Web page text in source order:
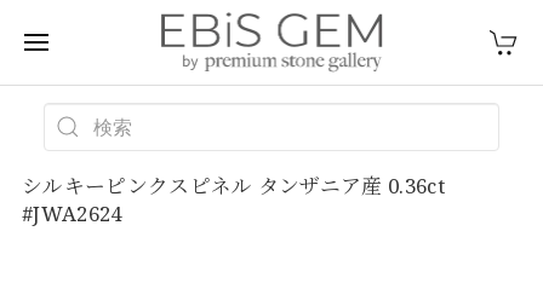
シルキーピンクスピネル タンザニア産 0.36ct
#JWA2624